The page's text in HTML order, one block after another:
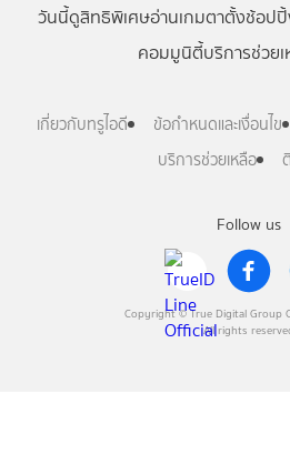
Follow us
Copyright © True Digital Group
All rights
วันนี้ดูสิทธิพิเศษอ่านเกมตาตั้งช้อป
คอมมูนิตี้บริการช่วย
เกี่ยวกับทรูไอดี ข้อกำหนดและเงื่อนไข
บริการช่วยเหลือ